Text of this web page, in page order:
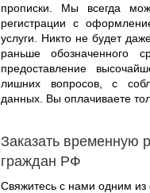
прописки. Мы всегда
регистрации с
услуги. Никто не будет
раньше
предоставление
лишних вопросов, с
данных. Вы оплачиваете
Заказать временную
граждан РФ
Свяжитесь с нами одним